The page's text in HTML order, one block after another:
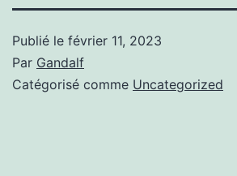
Publié le février 11, 2023
Par Gandalf
Catégorisé comme Uncategorized